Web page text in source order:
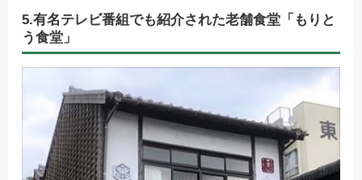
5.有名テレビ番組でも紹介された老舗食堂「もりと
う食堂」